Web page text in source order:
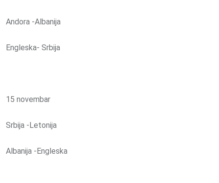
Andora -Albanija
Engleska- Srbija
15 novembar
Srbija -Letonija
Albanija -Engleska